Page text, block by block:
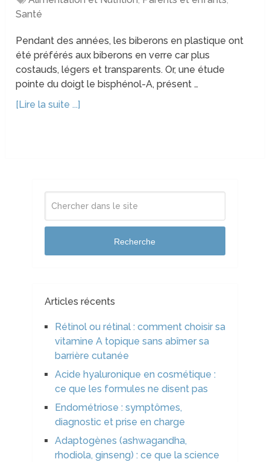
Santé
Pendant des années, les biberons en plastique ont
été préférés aux biberons en verre car plus
costauds, légers et transparents. Or, une étude
pointe du doigt le bisphénol-A, présent …
[Lire la suite ...]
Recherche
Articles récents
Rétinol ou rétinal : comment choisir sa
vitamine A topique sans abîmer sa
barrière cutanée
Acide hyaluronique en cosmétique :
ce que les formules ne disent pas
Endométriose : symptômes,
diagnostic et prise en charge
Adaptogènes (ashwagandha,
rhodiola, ginseng) : ce que la science